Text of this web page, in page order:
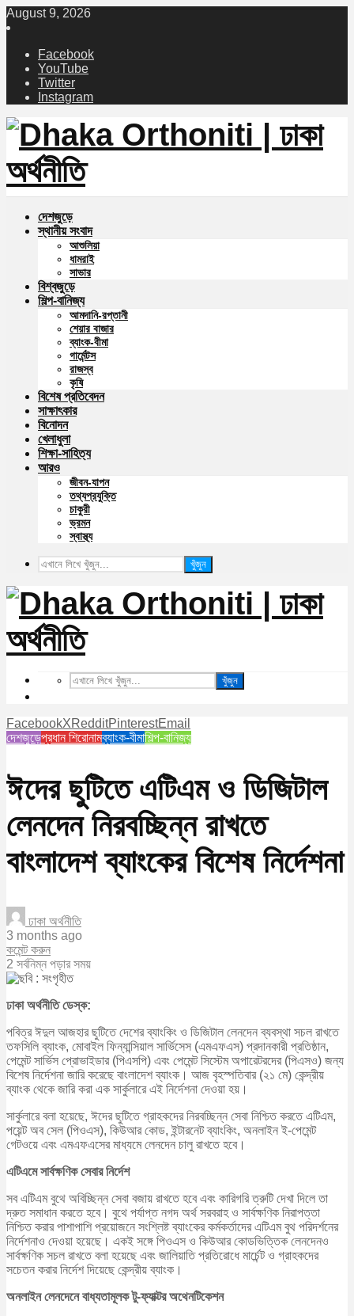
August 9, 2026
Facebook
YouTube
Twitter
Instagram
দেশজুড়ে
স্থানীয় সংবাদ
আশুলিয়া
ধামরাই
সাভার
বিশ্বজুড়ে
শিল্প-বানিজ্য
আমদানি-রপ্তানী
শেয়ার বাজার
ব্যাংক-বীমা
গার্মেন্টস
রাজস্ব
কৃষি
বিশেষ প্রতিবেদন
সাক্ষাৎকার
বিনোদন
খেলাধুলা
শিক্ষা-সাহিত্য
আরও
জীবন-যাপন
তথ্যপ্রযুক্তি
চাকুরী
ভ্রমন
স্বাস্থ্য
খুঁজুন
খুঁজুন
FacebookXRedditPinterestEmail
দেশজুড়েপ্রধান শিরোনামব্যাংক-বীমাশিল্প-বানিজ্য
ঈদের ছুটিতে এটিএম ও ডিজিটাল
লেনদেন নিরবচ্ছিন্ন রাখতে
বাংলাদেশ ব্যাংকের বিশেষ নির্দেশনা
ঢাকা অর্থনীতি
3 months ago
কমেন্ট করুন
2 সর্বনিম্ন পড়ার সময়
ঢাকা অর্থনীতি ডেস্ক:
পবিত্র ঈদুল আজহার ছুটিতে দেশের ব্যাংকিং ও ডিজিটাল লেনদেন ব্যবস্থা সচল রাখতে
তফসিলি ব্যাংক, মোবাইল ফিন্যান্সিয়াল সার্ভিসেস (এমএফএস) প্রদানকারী প্রতিষ্ঠান,
পেমেন্ট সার্ভিস প্রোভাইডার (পিএসপি) এবং পেমেন্ট সিস্টেম অপারেটরদের (পিএসও) জন্য
বিশেষ নির্দেশনা জারি করেছে বাংলাদেশ ব্যাংক। আজ বৃহস্পতিবার (২১ মে) কেন্দ্রীয়
ব্যাংক থেকে জারি করা এক সার্কুলারে এই নির্দেশনা দেওয়া হয়।
সার্কুলারে বলা হয়েছে, ঈদের ছুটিতে গ্রাহকদের নিরবচ্ছিন্ন সেবা নিশ্চিত করতে এটিএম,
পয়েন্ট অব সেল (পিওএস), কিউআর কোড, ইন্টারনেট ব্যাংকিং, অনলাইন ই-পেমেন্ট
গেটওয়ে এবং এমএফএসের মাধ্যমে লেনদেন চালু রাখতে হবে।
এটিএমে সার্বক্ষণিক সেবার নির্দেশ
সব এটিএম বুথে অবিচ্ছিন্ন সেবা বজায় রাখতে হবে এবং কারিগরি ত্রুটি দেখা দিলে তা
দ্রুত সমাধান করতে হবে। বুথে পর্যাপ্ত নগদ অর্থ সরবরাহ ও সার্বক্ষণিক নিরাপত্তা
নিশ্চিত করার পাশাপাশি প্রয়োজনে সংশ্লিষ্ট ব্যাংকের কর্মকর্তাদের এটিএম বুথ পরিদর্শনের
নির্দেশনাও দেওয়া হয়েছে। একই সঙ্গে পিওএস ও কিউআর কোডভিত্তিক লেনদেনও
সার্বক্ষণিক সচল রাখতে বলা হয়েছে এবং জালিয়াতি প্রতিরোধে মার্চেন্ট ও গ্রাহকদের
সচেতন করার নির্দেশ দিয়েছে কেন্দ্রীয় ব্যাংক।
অনলাইন লেনদেনে বাধ্যতামূলক টু-ফ্যাক্টর অথেনটিকেশন